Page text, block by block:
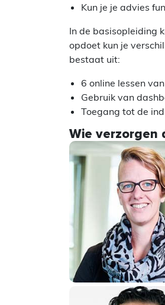
Kun je je advies
In de basisopleiding
opdoet kun je
bestaat uit:
6 online lessen
Gebruik van
Toegang tot de
Wie verzorgen